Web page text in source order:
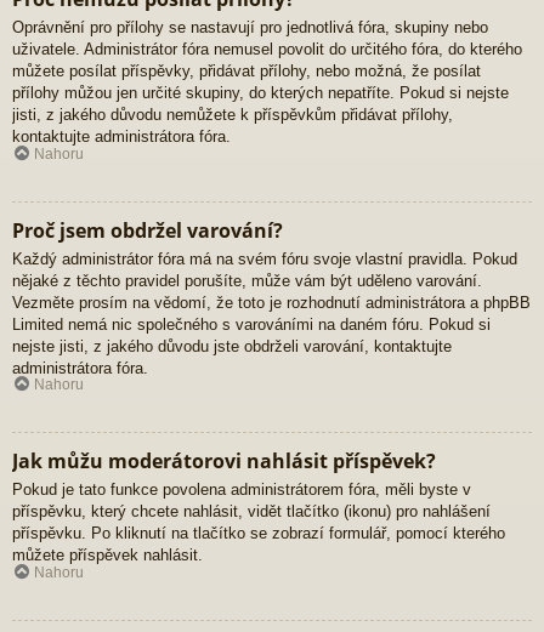
Oprávnění pro přílohy se nastavují pro jednotlivá fóra, skupiny nebo
uživatele. Administrátor fóra nemusel povolit do určitého fóra, do kterého
můžete posílat příspěvky, přidávat přílohy, nebo možná, že posílat
přílohy můžou jen určité skupiny, do kterých nepatříte. Pokud si nejste
jisti, z jakého důvodu nemůžete k příspěvkům přidávat přílohy,
kontaktujte administrátora fóra.
Nahoru
Proč jsem obdržel varování?
Každý administrátor fóra má na svém fóru svoje vlastní pravidla. Pokud
nějaké z těchto pravidel porušíte, může vám být uděleno varování.
Vezměte prosím na vědomí, že toto je rozhodnutí administrátora a phpBB
Limited nemá nic společného s varováními na daném fóru. Pokud si
nejste jisti, z jakého důvodu jste obdrželi varování, kontaktujte
administrátora fóra.
Nahoru
Jak můžu moderátorovi nahlásit příspěvek?
Pokud je tato funkce povolena administrátorem fóra, měli byste v
příspěvku, který chcete nahlásit, vidět tlačítko (ikonu) pro nahlášení
příspěvku. Po kliknutí na tlačítko se zobrazí formulář, pomocí kterého
můžete příspěvek nahlásit.
Nahoru